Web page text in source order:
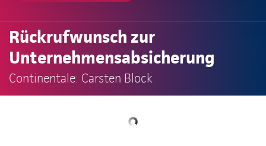
Rückrufwunsch zur
Unternehmensabsicherung
Continentale: Carsten Block